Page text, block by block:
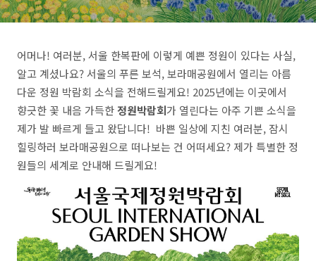
어머나! 여러분, 서울 한복판에 이렇게 예쁜 정원이 있다는 사실,
알고 계셨나요? 서울의 푸른 보석, 보라매공원에서 열리는 아름
다운 정원 박람회 소식을 전해드릴게요! 2025년에는 이곳에서
향긋한 꽃 내음 가득한정원박람회가 열린다는 아주 기쁜 소식을
제가 발 빠르게 들고 왔답니다! 바쁜 일상에 지친 여러분, 잠시
힐링하러 보라매공원으로 떠나보는 건 어떠세요? 제가 특별한 정
원들의 세계로 안내해 드릴게요!